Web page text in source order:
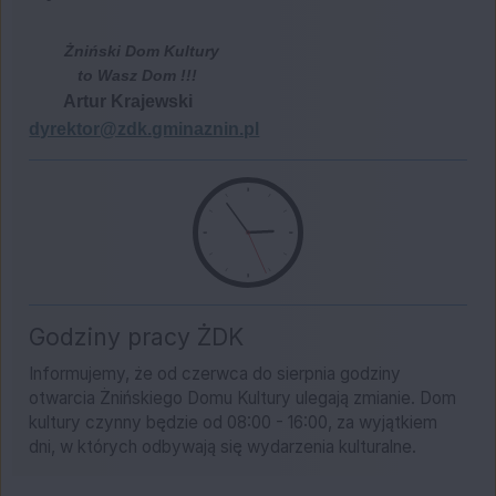
Żniński Dom Kultury
to Wasz Dom !!!
Artur Krajewski
dyrektor@zdk.gminaznin.pl
Godziny pracy ŻDK
Informujemy, że od czerwca do sierpnia godziny
otwarcia Żnińskiego Domu Kultury ulegają zmianie. Dom
kultury czynny będzie od 08:00 - 16:00, za wyjątkiem
dni, w których odbywają się wydarzenia kulturalne.